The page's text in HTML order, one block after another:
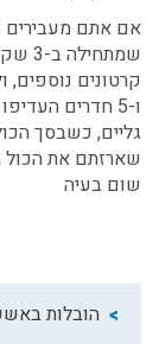
הובלות
ו-5 חדרים
שארזתם את הכול
שום בעיה